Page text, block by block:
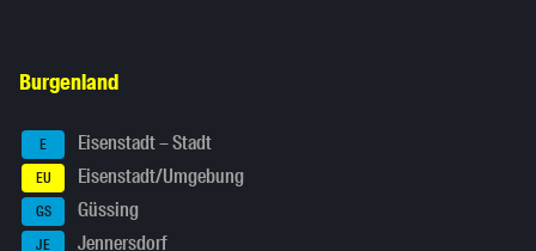
Burgenland
E Eisenstadt – Stadt
EU Eisenstadt/Umgebung
GS Güssing
JE Jennersdorf